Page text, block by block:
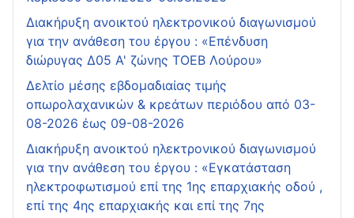
Διακήρυξη ανοικτού ηλεκτρονικού διαγωνισμού
για την ανάθεση του έργου : «Επένδυση
διώρυγας Δ05 Α' ζώνης ΤΟΕΒ Λούρου»
Δελτίο μέσης εβδομαδιαίας τιμής
οπωρολαχανικών & κρεάτων περιόδου από 03-
08-2026 έως 09-08-2026
Διακήρυξη ανοικτού ηλεκτρονικού διαγωνισμού
για την ανάθεση του έργου : «Εγκατάσταση
ηλεκτροφωτισμού επί της 1ης επαρχιακής οδού ,
επί της 4ης επαρχιακής και επί της 7ης